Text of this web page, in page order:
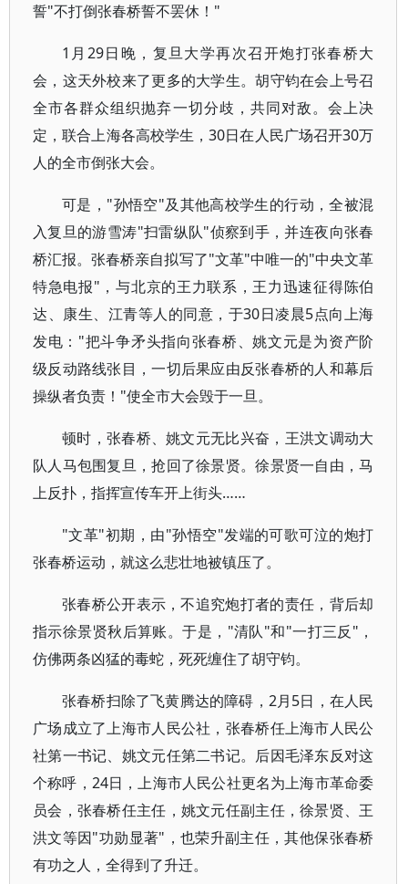
誓"不打倒张春桥誓不罢休！"
1月29日晚，复旦大学再次召开炮打张春桥大
会，这天外校来了更多的大学生。胡守钧在会上号召
全市各群众组织抛弃一切分歧，共同对敌。会上决
定，联合上海各高校学生，30日在人民广场召开30万
人的全市倒张大会。
可是，"孙悟空"及其他高校学生的行动，全被混
入复旦的游雪涛"扫雷纵队"侦察到手，并连夜向张春
桥汇报。张春桥亲自拟写了"文革"中唯一的"中央文革
特急电报"，与北京的王力联系，王力迅速征得陈伯
达、康生、江青等人的同意，于30日凌晨5点向上海
发电："把斗争矛头指向张春桥、姚文元是为资产阶
级反动路线张目，一切后果应由反张春桥的人和幕后
操纵者负责！"使全市大会毁于一旦。
顿时，张春桥、姚文元无比兴奋，王洪文调动大
队人马包围复旦，抢回了徐景贤。徐景贤一自由，马
上反扑，指挥宣传车开上街头……
"文革"初期，由"孙悟空"发端的可歌可泣的炮打
张春桥运动，就这么悲壮地被镇压了。
张春桥公开表示，不追究炮打者的责任，背后却
指示徐景贤秋后算账。于是，"清队"和"一打三反"，
仿佛两条凶猛的毒蛇，死死缠住了胡守钧。
张春桥扫除了飞黄腾达的障碍，2月5日，在人民
广场成立了上海市人民公社，张春桥任上海市人民公
社第一书记、姚文元任第二书记。后因毛泽东反对这
个称呼，24日，上海市人民公社更名为上海市革命委
员会，张春桥任主任，姚文元任副主任，徐景贤、王
洪文等因"功勋显著"，也荣升副主任，其他保张春桥
有功之人，全得到了升迁。